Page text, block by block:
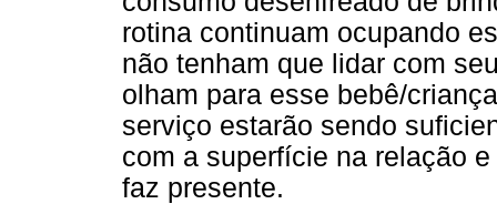
rotina continuam ocupando
não tenham que lidar com
olham para esse bebê/
serviço estarão sendo
com a superfície na relação
faz presente.